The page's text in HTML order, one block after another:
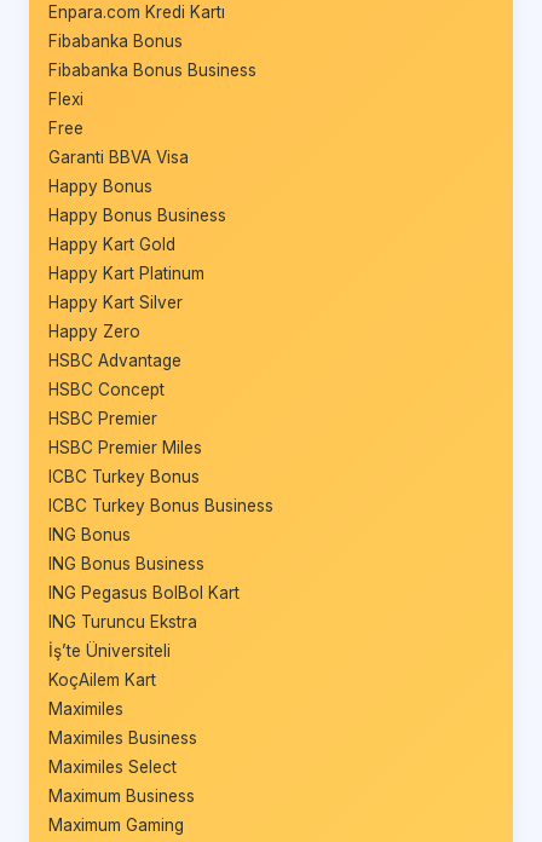
Enpara.com Kredi Kartı
Fibabanka Bonus
Fibabanka Bonus Business
Flexi
Free
Garanti BBVA Visa
Happy Bonus
Happy Bonus Business
Happy Kart Gold
Happy Kart Platinum
Happy Kart Silver
Happy Zero
HSBC Advantage
HSBC Concept
HSBC Premier
HSBC Premier Miles
ICBC Turkey Bonus
ICBC Turkey Bonus Business
ING Bonus
ING Bonus Business
ING Pegasus BolBol Kart
ING Turuncu Ekstra
İş’te Üniversiteli
KoçAilem Kart
Maximiles
Maximiles Business
Maximiles Select
Maximum Business
Maximum Gaming